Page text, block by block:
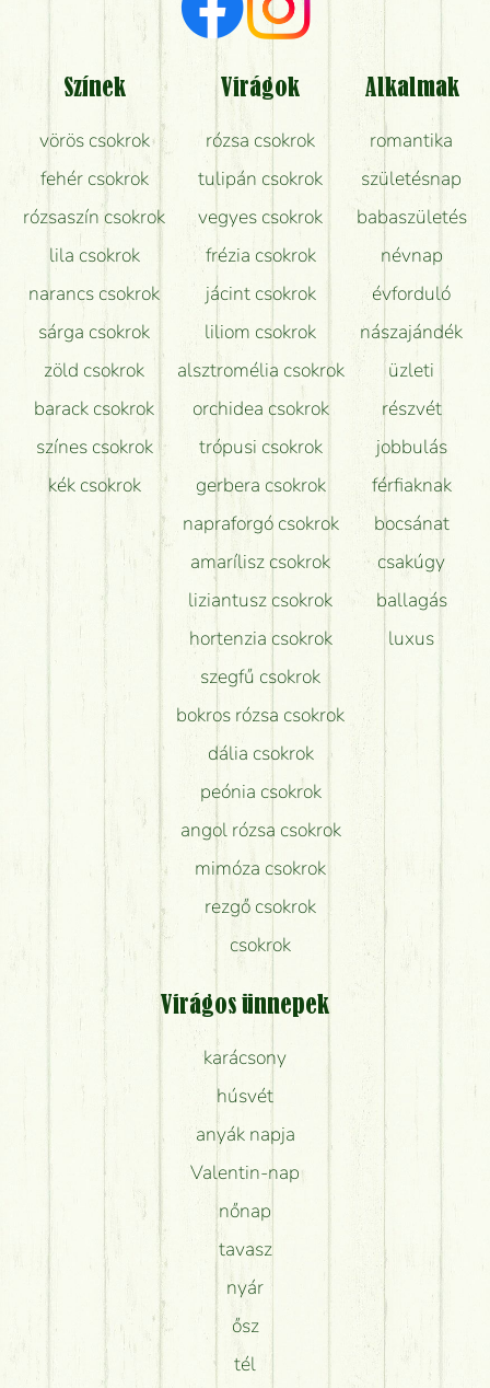
Milyen visszajelzést kapok a virágküldésről?
Tényleg azt kapom, ami a képen van?
Mit kell tudni a virágcsokrok szállításáról?
Hogy marad a lehető legtovább friss a csokor?
Tudok adventi koszorút vásárolni boltban?
Színek
vörös csokrok
fehér csokrok
rózsaszín csokrok
lila csokrok
narancs csokrok
sárga csokrok
zöld csokrok
barack csokrok
színes csokrok
kék csokrok
Virágok
rózsa csokrok
tulipán csokrok
vegyes csokrok
frézia csokrok
jácint csokrok
liliom csokrok
alsztromélia csokrok
orchidea csokrok
trópusi csokrok
gerbera csokrok
napraforgó csokrok
amarílisz csokrok
liziantusz csokrok
hortenzia csokrok
szegfű csokrok
bokros rózsa csokrok
dália csokrok
peónia csokrok
angol rózsa csokrok
mimóza csokrok
rezgő csokrok
csokrok
Alkalmak
romantika
születésnap
babaszületés
névnap
évforduló
nászajándék
üzleti
részvét
jobbulás
férfiaknak
bocsánat
csakúgy
ballagás
luxus
Virágos ünnepek
karácsony
húsvét
anyák napja
Valentin-nap
nőnap
tavasz
nyár
ősz
tél